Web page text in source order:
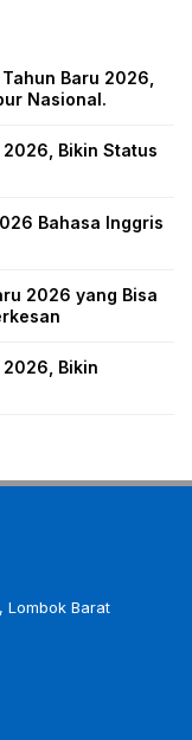
Baru 2026,
Nasional.
Bikin Status
Bahasa Inggris
2026 yang Bisa
Bikin
Lombok Barat